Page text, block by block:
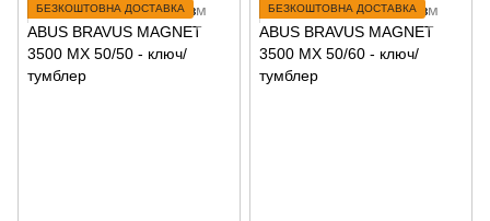
БЕЗКОШТОВНА ДОСТАВКА БЕЗКОШТОВНА ДОСТАВКА